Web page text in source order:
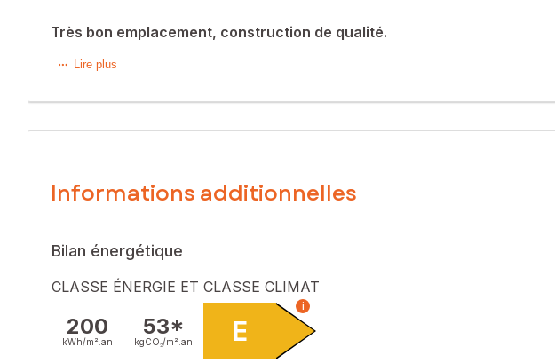
Très bon emplacement, construction de qualité.
A 1 KM des 1 ers commerces de Locminé, proche de toutes les commodités et des
Cette néo bretonne bénéficiant d' un pôle médicale tout proche, d' un cinéma, d'
D' une cuisine aménagée, un salon séjour avec une cheminée, un dégagement qui
Un sous sol total.
Double vitrages. Volets roulants électriques.
Assainissement individuel à remettre aux normes.
Lire plus
Informations additionnelles
Bilan énergétique
CLASSE ÉNERGIE ET CLASSE CLIMAT
200
kWh/m². an
53*
kgCO₂/m². an E
i